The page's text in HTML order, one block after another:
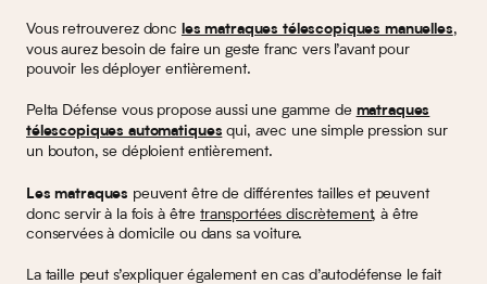
Vous retrouverez donc les matraques télescopiques manuelles,
vous aurez besoin de faire un geste franc vers l’avant pour
pouvoir les déployer entièrement.
Pelta Défense vous propose aussi une gamme de matraques
télescopiques automatiques qui, avec une simple pression sur
un bouton, se déploient entièrement.
Les matraques peuvent être de différentes tailles et peuvent
donc servir à la fois à être transportées discrètement, à être
conservées à domicile ou dans sa voiture.
La taille peut s’expliquer également en cas d’autodéfense le fait